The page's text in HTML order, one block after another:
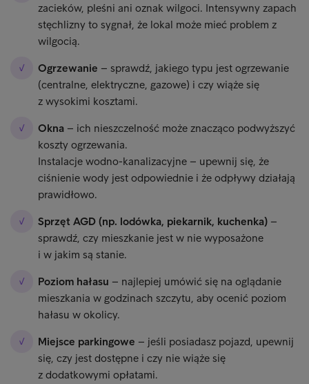
zacieków, pleśni ani oznak wilgoci. Intensywny zapach
stęchlizny to sygnał, że lokal może mieć problem z
wilgocią.
Ogrzewanie – sprawdź, jakiego typu jest ogrzewanie
(centralne, elektryczne, gazowe) i czy wiąże się
z wysokimi kosztami.
Okna – ich nieszczelność może znacząco podwyższyć
koszty ogrzewania.
Instalacje wodno-kanalizacyjne – upewnij się, że
ciśnienie wody jest odpowiednie i że odpływy działają
prawidłowo.
Sprzęt AGD (np. lodówka, piekarnik, kuchenka) –
sprawdź, czy mieszkanie jest w nie wyposażone
i w jakim są stanie.
Poziom hałasu – najlepiej umówić się na oglądanie
mieszkania w godzinach szczytu, aby ocenić poziom
hałasu w okolicy.
Miejsce parkingowe – jeśli posiadasz pojazd, upewnij
się, czy jest dostępne i czy nie wiąże się
z dodatkowymi opłatami.